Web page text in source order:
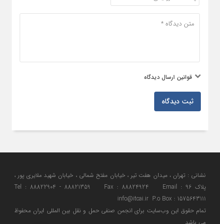
قوانین ارسال دیدگاه
ثبت دیدگاه
نشانی : تهران ، میدان هفت تیر ، خیابان مفتح شمالی ، خیابان شهید ملایری پور ،
پلاک 96 Tel : 88822904 - 88821359 Fax : 88824924 Email :
info@itcai.ir P.o Box : 1575643111
تمام حقوق اين وب‌سايت برای انجمن صنفی حمل و نقل بین المللی ایران محفوظ